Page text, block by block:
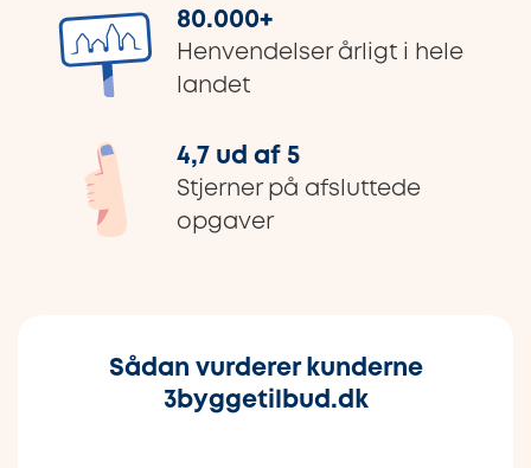
80.000+
Henvendelser årligt i hele
landet
4,7 ud af 5
Stjerner på afsluttede
opgaver
Sådan vurderer kunderne
3byggetilbud.dk